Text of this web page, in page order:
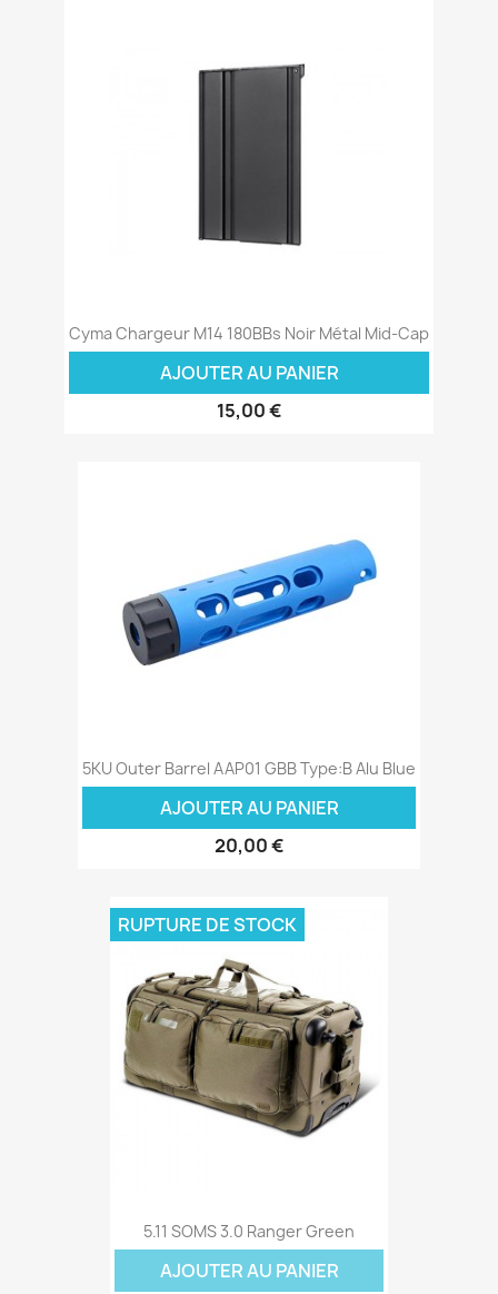
Cyma Chargeur M14 180BBs Noir Métal Mid-Cap
AJOUTER AU PANIER
15,00 €
5KU Outer Barrel AAP01 GBB Type:B Alu Blue
AJOUTER AU PANIER
20,00 €
5.11 SOMS 3.0 Ranger Green
AJOUTER AU PANIER
RUPTURE DE STOCK